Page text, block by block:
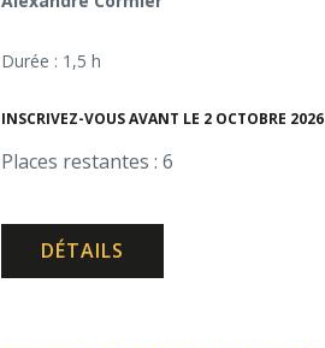
Durée : 1,5 h
INSCRIVEZ-VOUS AVANT LE 2 OCTOBRE 2026
Places restantes : 6
DÉTAILS